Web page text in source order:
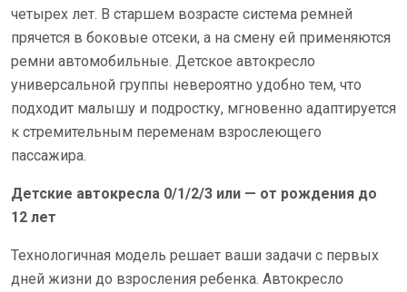
четырех лет. В старшем возрасте система ремней
прячется в боковые отсеки, а на смену ей применяются
ремни автомобильные. Детское автокресло
универсальной группы невероятно удобно тем, что
подходит малышу и подростку, мгновенно адаптируется
к стремительным переменам взрослеющего
пассажира.
Детские автокресла 0/1/2/3 или — от рождения до
12 лет
Технологичная модель решает ваши задачи с первых
дней жизни до взросления ребенка. Автокресло